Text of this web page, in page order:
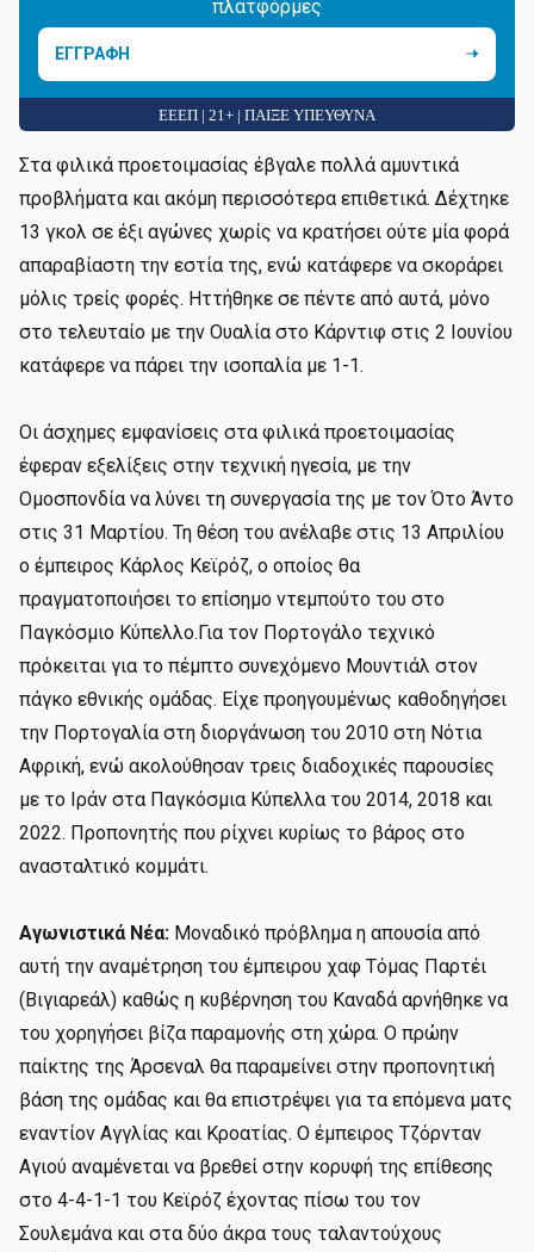
πλατφόρμες
ΕΓΓΡΑΦΗ
ΕΕΕΠ | 21+ | ΠΑΙΞΕ ΥΠΕΥΘΥΝΑ
Στα φιλικά προετοιμασίας έβγαλε πολλά αμυντικά
προβλήματα και ακόμη περισσότερα επιθετικά. Δέχτηκε
13 γκολ σε έξι αγώνες χωρίς να κρατήσει ούτε μία φορά
απαραβίαστη την εστία της, ενώ κατάφερε να σκοράρει
μόλις τρείς φορές. Ηττήθηκε σε πέντε από αυτά, μόνο
στο τελευταίο με την Ουαλία στο Κάρντιφ στις 2 Ιουνίου
κατάφερε να πάρει την ισοπαλία με 1-1.
Οι άσχημες εμφανίσεις στα φιλικά προετοιμασίας
έφεραν εξελίξεις στην τεχνική ηγεσία, με την
Ομοσπονδία να λύνει τη συνεργασία της με τον Ότο Άντο
στις 31 Μαρτίου. Τη θέση του ανέλαβε στις 13 Απριλίου
ο έμπειρος Κάρλος Κεϊρόζ, ο οποίος θα
πραγματοποιήσει το επίσημο ντεμπούτο του στο
Παγκόσμιο Κύπελλο.Για τον Πορτογάλο τεχνικό
πρόκειται για το πέμπτο συνεχόμενο Μουντιάλ στον
πάγκο εθνικής ομάδας. Είχε προηγουμένως καθοδηγήσει
την Πορτογαλία στη διοργάνωση του 2010 στη Νότια
Αφρική, ενώ ακολούθησαν τρεις διαδοχικές παρουσίες
με το Ιράν στα Παγκόσμια Κύπελλα του 2014, 2018 και
2022. Προπονητής που ρίχνει κυρίως το βάρος στο
ανασταλτικό κομμάτι.
Αγωνιστικά Νέα: Μοναδικό πρόβλημα η απουσία από
αυτή την αναμέτρηση του έμπειρου χαφ Τόμας Παρτέι
(Βιγιαρεάλ) καθώς η κυβέρνηση του Καναδά αρνήθηκε να
του χορηγήσει βίζα παραμονής στη χώρα. Ο πρώην
παίκτης της Άρσεναλ θα παραμείνει στην προπονητική
βάση της ομάδας και θα επιστρέψει για τα επόμενα ματς
εναντίον Αγγλίας και Κροατίας. Ο έμπειρος Τζόρνταν
Αγιού αναμένεται να βρεθεί στην κορυφή της επίθεσης
στο 4-4-1-1 του Κεϊρόζ έχοντας πίσω του τον
Σουλεμάνα και στα δύο άκρα τους ταλαντούχους